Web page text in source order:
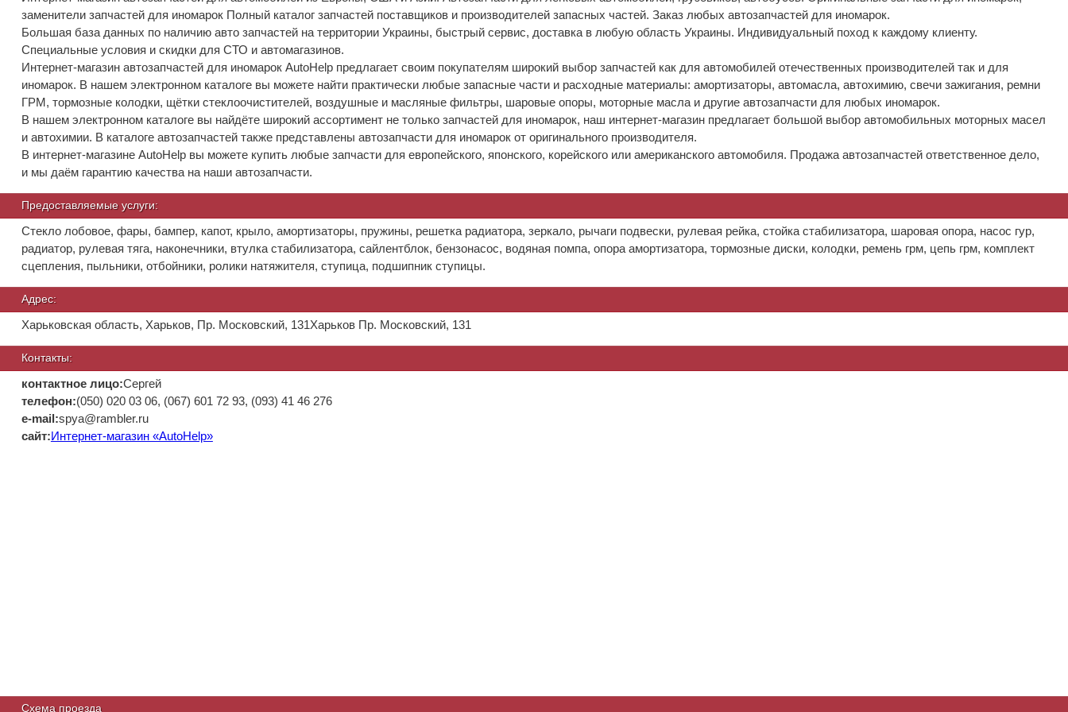
заменители запчастей для иномарок Полный каталог запчастей поставщиков и производителей запасных частей. Заказ любых автозапчастей для иномарок.
Большая база данных по наличию авто запчастей на территории Украины, быстрый сервис, доставка в любую область Украины. Индивидуальный поход к каждому клиенту.
Специальные условия и скидки для СТО и автомагазинов.
Интернет-магазин автозапчастей для иномарок AutoHelp предлагает своим покупателям широкий выбор запчастей как для автомобилей отечественных производителей так и для
иномарок. В нашем электронном каталоге вы можете найти практически любые запасные части и расходные материалы: амортизаторы, автомасла, автохимию, свечи зажигания, ремни
ГРМ, тормозные колодки, щётки стеклоочистителей, воздушные и масляные фильтры, шаровые опоры, моторные масла и другие автозапчасти для любых иномарок.
В нашем электронном каталоге вы найдёте широкий ассортимент не только запчастей для иномарок, наш интернет-магазин предлагает большой выбор автомобильных моторных масел
и автохимии. В каталоге автозапчастей также представлены автозапчасти для иномарок от оригинального производителя.
В интернет-магазине AutoHelp вы можете купить любые запчасти для европейского, японского, корейского или американского автомобиля. Продажа автозапчастей ответственное дело,
и мы даём гарантию качества на наши автозапчасти.
Предоставляемые услуги:
Стекло лобовое, фары, бампер, капот, крыло, амортизаторы, пружины, решетка радиатора, зеркало, рычаги подвески, рулевая рейка, стойка стабилизатора, шаровая опора, насос гур,
радиатор, рулевая тяга, наконечники, втулка стабилизатора, сайлентблок, бензонасос, водяная помпа, опора амортизатора, тормозные диски, колодки, ремень грм, цепь грм, комплект
сцепления, пыльники, отбойники, ролики натяжителя, ступица, подшипник ступицы.
Адрес:
Харьковская область, Харьков, Пр. Московский, 131Харьков Пр. Московский, 131
Контакты:
контактное лицо:Сергей
телефон:(050) 020 03 06, (067) 601 72 93, (093) 41 46 276
е-mail:spya@rambler.ru
сайт:Интернет-магазин «AutoHelp»
Схема проезда